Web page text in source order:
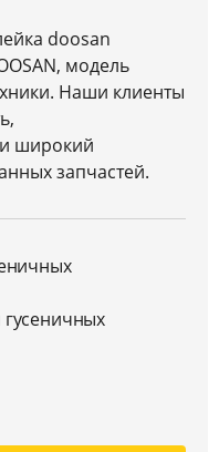
doosan
модель
Наши клиенты
широкий
запчастей.